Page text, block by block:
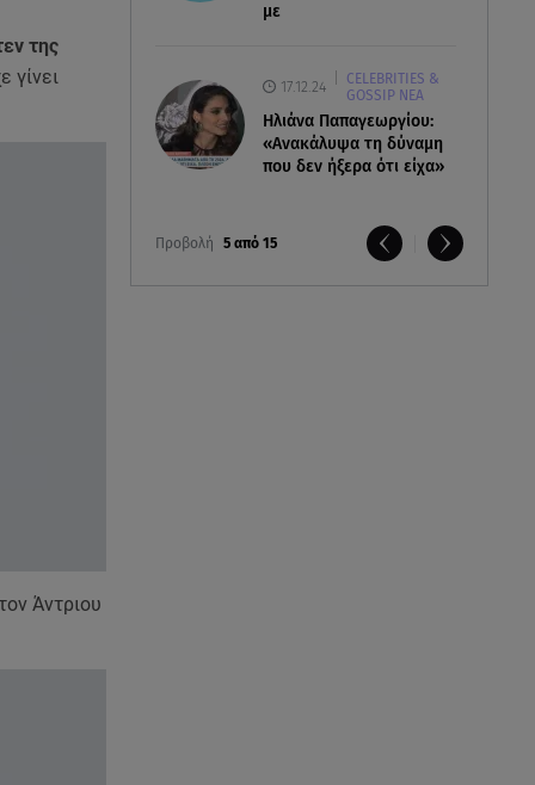
με
17.12.24
CELEBRITIES &
GOSSIP ΝΕΑ
Ηλιάνα Παπαγεωργίου:
«Ανακάλυψα τη δύναμη
που δεν ήξερα ότι είχα»
Προβολή 5 από 15
της
γίνει
Άντριου